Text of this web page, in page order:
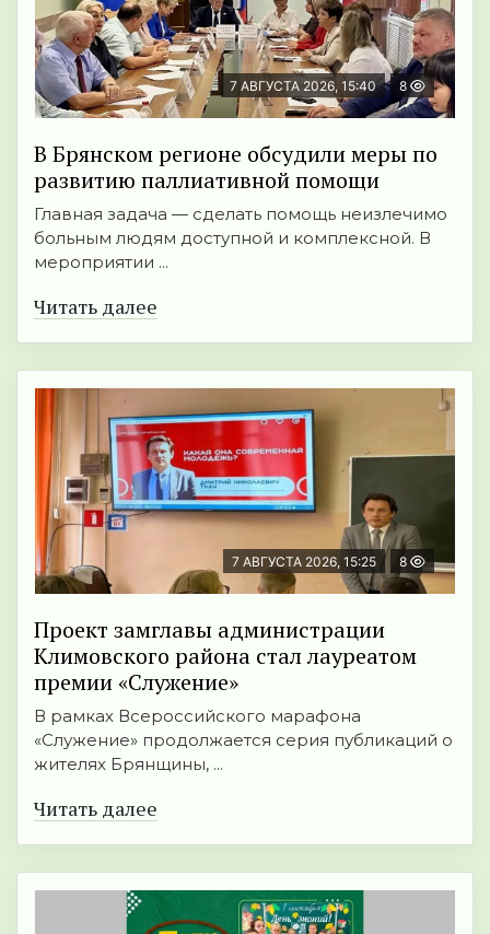
7 АВГУСТА 2026, 15:40 8
В Брянском регионе обсудили меры по
развитию паллиативной помощи
Главная задача — сделать помощь неизлечимо
больным людям доступной и комплексной. В
мероприятии ...
Читать далее
7 АВГУСТА 2026, 15:25 8
Проект замглавы администрации
Климовского района стал лауреатом
премии «Служение»
В рамках Всероссийского марафона
«Служение» продолжается серия публикаций о
жителях Брянщины, ...
Читать далее